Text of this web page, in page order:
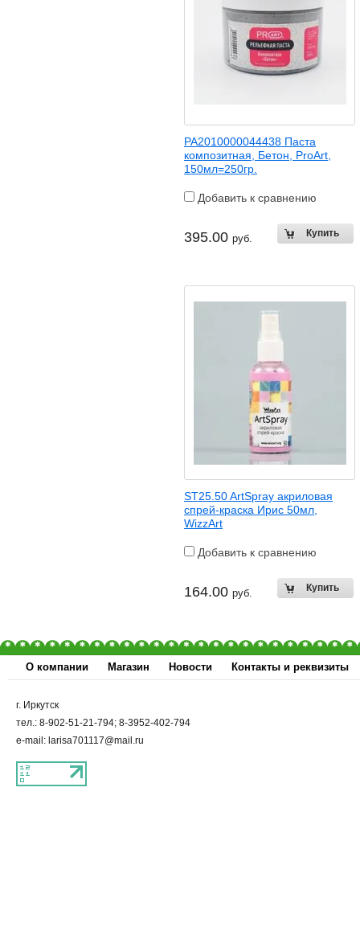
PA2010000044438 Паста
композитная, Бетон, ProArt,
150мл=250гр.
Добавить к сравнению
395.00 руб.
ST25.50 ArtSpray акриловая
спрей-краска Ирис 50мл,
WizzArt
Добавить к сравнению
164.00 руб.
О компании Магазин Новости Контакты и реквизиты
г. Иркутск
тел.: 8-902-51-21-794; 8-3952-402-794
e-mail: larisa701117@mail.ru